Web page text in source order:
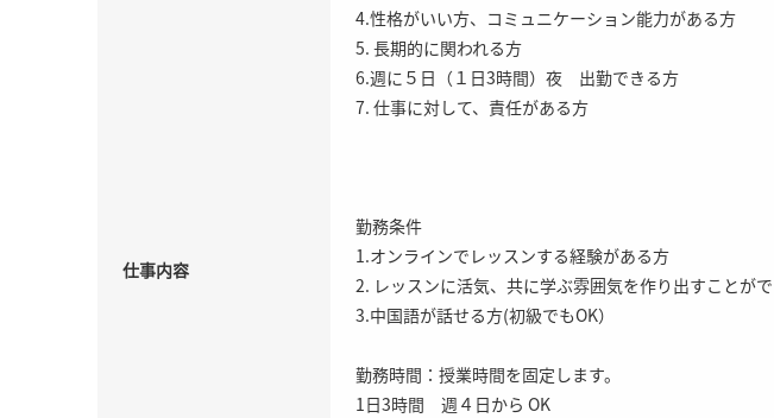
仕事内容
4.性格がいい方、コミュニケーション能力がある方
5. 長期的に関われる方
6.週に５日（１日3時間）夜 出勤できる方
7. 仕事に対して、責任がある方
勤務条件
1.オンラインでレッスンする経験がある方
2. レッスンに活気、共に学ぶ雰囲気を作り出すことが
3.中国語が話せる方(初級でもOK）
勤務時間：授業時間を固定します。
1日3時間 週４日から OK